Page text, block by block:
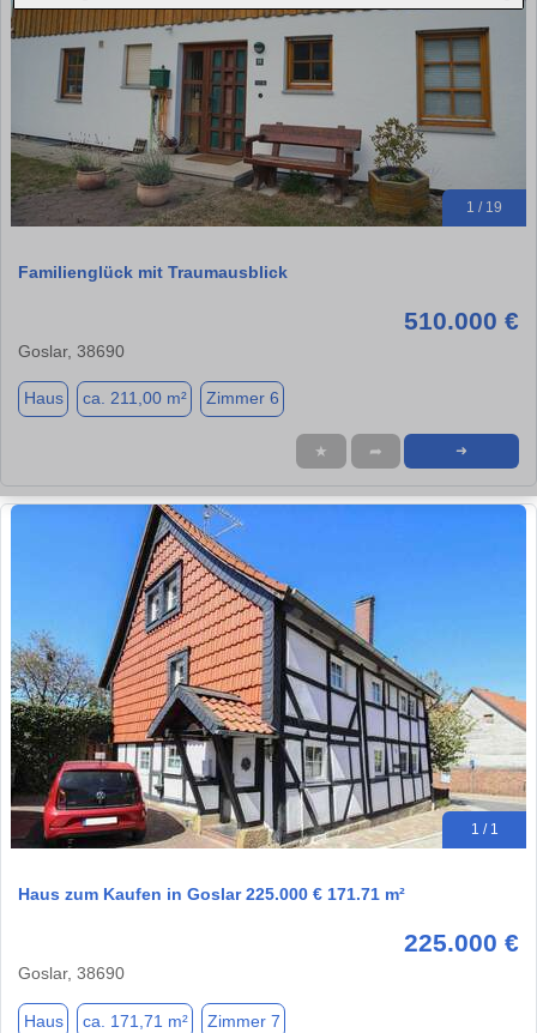
1 / 19
Familienglück mit Traumausblick
510.000 €
Goslar, 38690
Haus ca. 211,00 m² Zimmer 6
★ ➦ ➜
1 / 1
Haus zum Kaufen in Goslar 225.000 € 171.71 m²
225.000 €
Goslar, 38690
Haus ca. 171,71 m² Zimmer 7